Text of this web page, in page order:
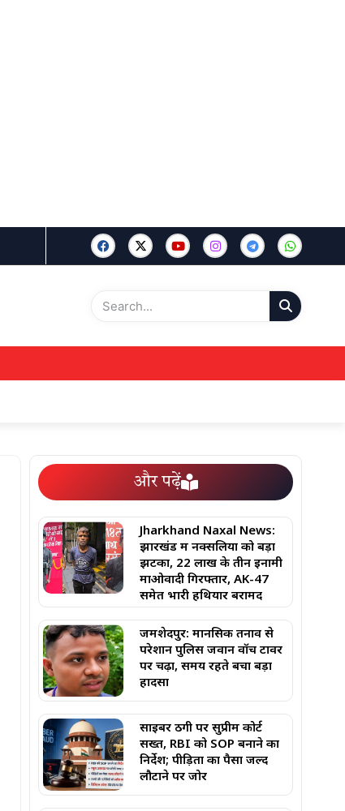
और पढ़ें
Jharkhand Naxal News:
झारखंड में नक्सलियों को बड़ा
झटका, 22 लाख के तीन इनामी
माओवादी गिरफ्तार, AK-47
समेत भारी हथियार बरामद
जमशेदपुर: मानसिक तनाव से
परेशान पुलिस जवान वॉच टावर
पर चढ़ा, समय रहते बचा बड़ा
हादसा
साइबर ठगी पर सुप्रीम कोर्ट
सख्त, RBI को SOP बनाने का
निर्देश; पीड़ितों का पैसा जल्द
लौटाने पर जोर